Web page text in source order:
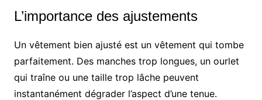
L’importance des ajustements
Un vêtement bien ajusté est un vêtement qui tombe
parfaitement. Des manches trop longues, un ourlet
qui traîne ou une taille trop lâche peuvent
instantanément dégrader l’aspect d’une tenue.